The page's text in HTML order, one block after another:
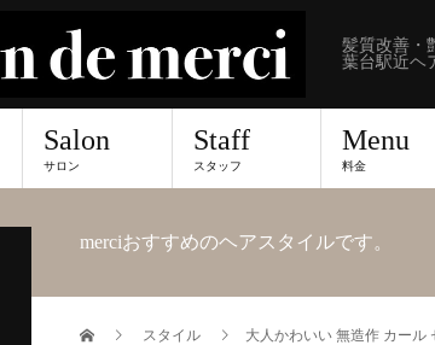
髪質改善・
葉台駅近ヘ
Salon
サロン
Staff
スタッフ
Menu
料金
merciおすすめのヘアスタイルです。
スタイル 大人かわいい 無造作 カー